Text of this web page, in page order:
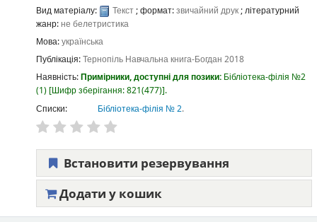
Вид матеріалу: Текст; формат:звичайний друк; літературний
жанр:не белетристика
Мова:українська
Публікація:Тернопіль Навчальна книга-Богдан 2018
Наявність:Примірники, доступні для позики: Бібліотека-філія №2
(1) Шифр зберігання:821(477) .
Списки:
Бібліотека-філія № 2.
Встановити резервування
Додати у кошик